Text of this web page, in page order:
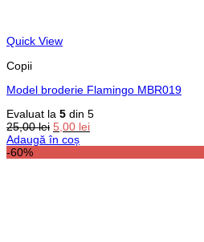
Quick View
Copii
Model broderie Flamingo MBR019
Evaluat la 5 din 5
25,00lei Prețul
inițial
5,00 leiPrețul
Adaugă în coș
-60%